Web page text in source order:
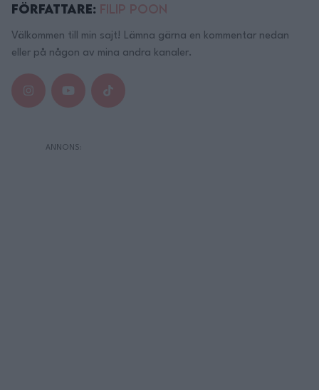
Författare: Filip Poon
Välkommen till min sajt! Lämna gärna en kommentar nedan
eller på någon av mina andra kanaler.